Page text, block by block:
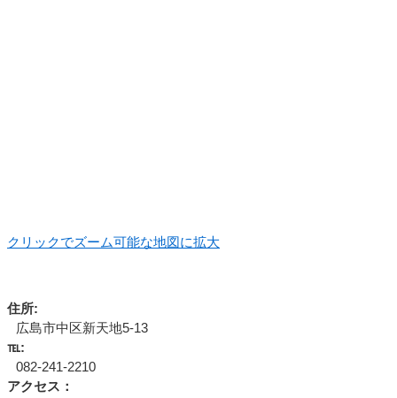
クリックでズーム可能な地図に拡大
住所:
広島市中区新天地5-13
℡:
082-241-2210
アクセス：